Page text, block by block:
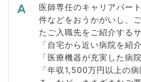
医師専任のキャリアパー
件などをおうかがいし、
たご入職先をご紹介する
「自宅から近い病院を紹
「医療機器が充実した病
「年収1,500万円以上の